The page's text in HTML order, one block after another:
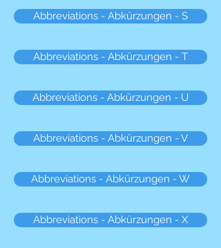
Abbreviations - Abkürzungen - S
Abbreviations - Abkürzungen - T
Abbreviations - Abkürzungen - U
Abbreviations - Abkürzungen - V
Abbreviations - Abkürzungen - W
Abbreviations - Abkürzungen - X